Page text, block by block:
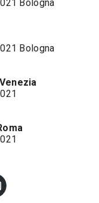
Bologna
Bologna